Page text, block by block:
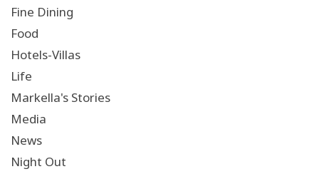
Fine Dining
Food
Hotels-Villas
Life
Markella's Stories
Media
News
Night Out